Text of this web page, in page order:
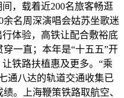
，载着近200名旅客畅逛
余名周深演唱会姑苏坐歌迷
体验，高铁让配合敷裕底
一直；本年是“十五五”开
铁路扶植惠及更多。“乘
通八达的轨道交通收集已
。上海鞭策铁路取航空、